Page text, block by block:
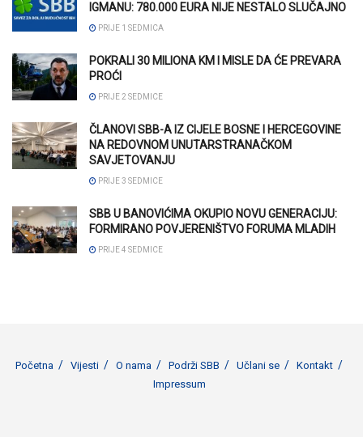
IGMANU: 780.000 EURA NIJE NESTALO SLUČAJNO
PRIJE 1 SEDMICA
POKRALI 30 MILIONA KM I MISLE DA ĆE PREVARA
PROĆI
PRIJE 2 SEDMICE
ČLANOVI SBB-A IZ CIJELE BOSNE I HERCEGOVINE
NA REDOVNOM UNUTARSTRANAČKOM
SAVJETOVANJU
PRIJE 3 SEDMICE
SBB U BANOVIĆIMA OKUPIO NOVU GENERACIJU:
FORMIRANO POVJERENIŠTVO FORUMA MLADIH
PRIJE 4 SEDMICE
Početna Vijesti O nama Podrži SBB Učlani se
Kontakt
Impressum